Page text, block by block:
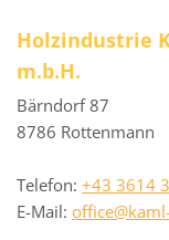
Holzindustrie
m.b.H.
Bärndorf 87
8786 Rottenmann
Telefon: +43 3614
E-Mail: